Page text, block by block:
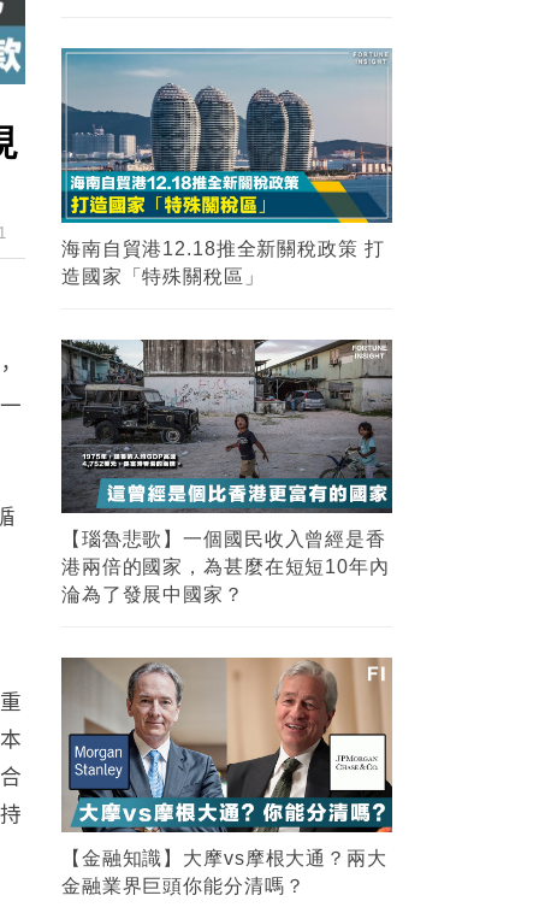
4
【金融知識】大摩vs摩根大通？兩大
金融業界巨頭你能分清嗎？
5
FI專欄｜紐約時報實地風水考察 業務
谷底反彈 見連茹格的剋應｜命理師少
山